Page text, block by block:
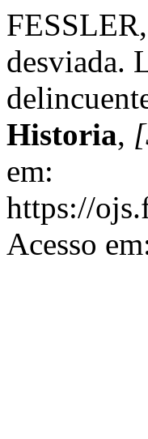
desviada.
Historia,
em:
https://
Acesso